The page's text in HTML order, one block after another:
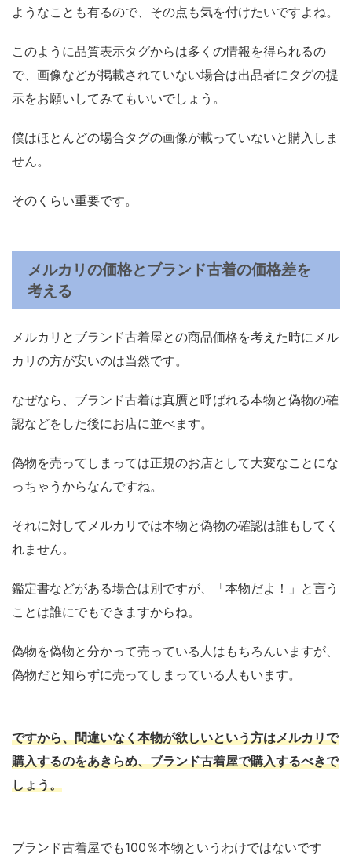
ようなことも有るので、その点も気を付けたいですよね。
このように品質表示タグからは多くの情報を得られるの
で、画像などが掲載されていない場合は出品者にタグの提
示をお願いしてみてもいいでしょう。
僕はほとんどの場合タグの画像が載っていないと購入しま
せん。
そのくらい重要です。
メルカリの価格とブランド古着の価格差を
考える
メルカリとブランド古着屋との商品価格を考えた時にメル
カリの方が安いのは当然です。
なぜなら、ブランド古着は真贋と呼ばれる本物と偽物の確
認などをした後にお店に並べます。
偽物を売ってしまっては正規のお店として大変なことにな
っちゃうからなんですね。
それに対してメルカリでは本物と偽物の確認は誰もしてく
れません。
鑑定書などがある場合は別ですが、「本物だよ！」と言う
ことは誰にでもできますからね。
偽物を偽物と分かって売っている人はもちろんいますが、
偽物だと知らずに売ってしまっている人もいます。
ですから、間違いなく本物が欲しいという方はメルカリで
購入するのをあきらめ、ブランド古着屋で購入するべきで
しょう。
ブランド古着屋でも100％本物というわけではないです